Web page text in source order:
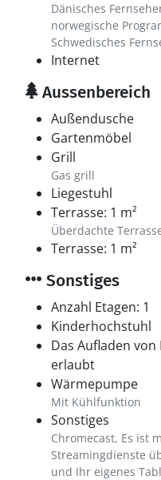
Dänisches
norwegische
Schwedisches
Internet
Aussenbereich
Außendusche
Gartenmöbel
Grill
Gas grill
Liegestuhl
Terrasse: 1 m²
Überdachte
Terrasse: 1 m²
Sonstiges
Anzahl Etagen: 1
Kinderhochstuhl
Das Aufladen
erlaubt
Wärmepumpe
Mit Kühlfunktion
Sonstiges
Chromecast, Es ist
Streamingdienste
und Ihr eigenes